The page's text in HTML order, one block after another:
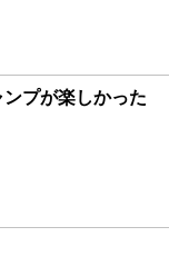
プが楽しかった